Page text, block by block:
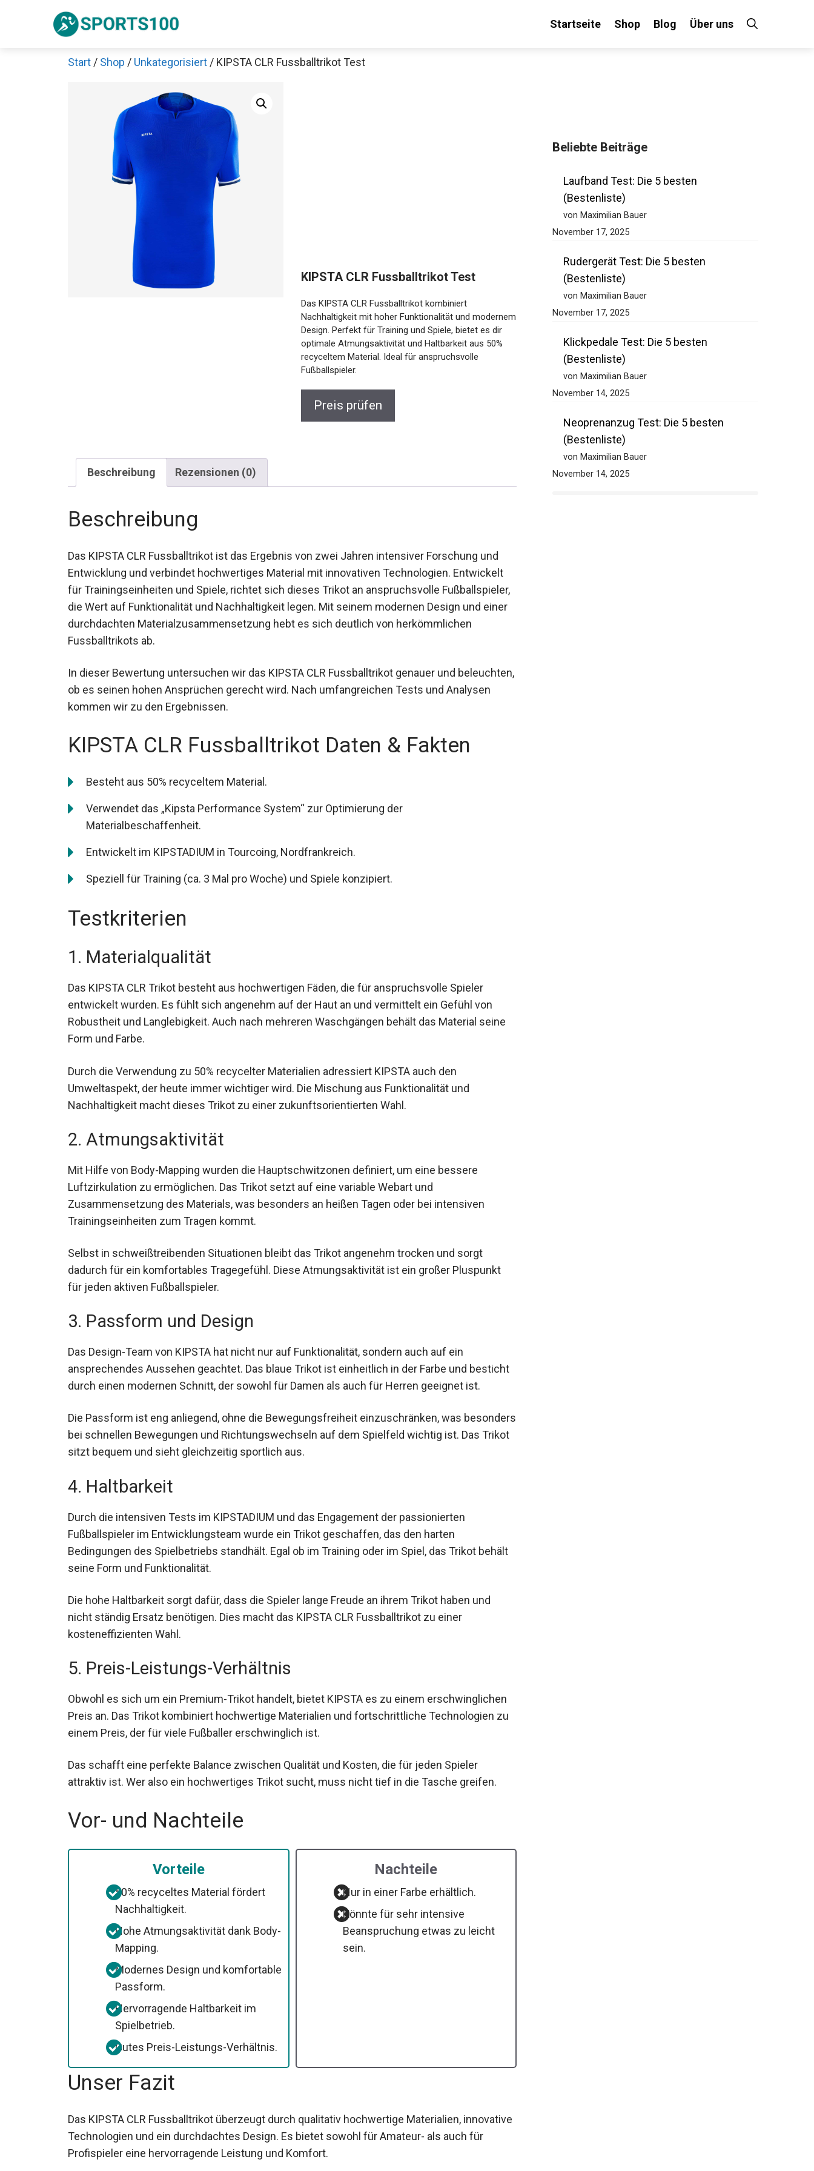
Startseite Shop Blog Über uns
Start / Shop / Unkategorisiert / KIPSTA CLR Fussballtrikot Test
KIPSTA CLR Fussballtrikot Test
Das KIPSTA CLR Fussballtrikot kombiniert
Nachhaltigkeit mit hoher Funktionalität und modernem
Design. Perfekt für Training und Spiele, bietet es dir
optimale Atmungsaktivität und Haltbarkeit aus 50%
recyceltem Material. Ideal für anspruchsvolle
Fußballspieler.
Preis prüfen
Beschreibung Rezensionen (0)
Beschreibung
Das KIPSTA CLR Fussballtrikot ist das Ergebnis von zwei Jahren intensiver Forschung und
Entwicklung und verbindet hochwertiges Material mit innovativen Technologien. Entwickelt
für Trainingseinheiten und Spiele, richtet sich dieses Trikot an anspruchsvolle Fußballspieler,
die Wert auf Funktionalität und Nachhaltigkeit legen. Mit seinem modernen Design und einer
durchdachten Materialzusammensetzung hebt es sich deutlich von herkömmlichen
Fussballtrikots ab.
In dieser Bewertung untersuchen wir das KIPSTA CLR Fussballtrikot genauer und beleuchten,
ob es seinen hohen Ansprüchen gerecht wird. Nach umfangreichen Tests und Analysen
kommen wir zu den Ergebnissen.
KIPSTA CLR Fussballtrikot Daten & Fakten
Besteht aus 50% recyceltem Material.
Verwendet das „Kipsta Performance System“ zur Optimierung der
Materialbeschaffenheit.
Entwickelt im KIPSTADIUM in Tourcoing, Nordfrankreich.
Speziell für Training (ca. 3 Mal pro Woche) und Spiele konzipiert.
Testkriterien
1. Materialqualität
Das KIPSTA CLR Trikot besteht aus hochwertigen Fäden, die für anspruchsvolle Spieler
entwickelt wurden. Es fühlt sich angenehm auf der Haut an und vermittelt ein Gefühl von
Robustheit und Langlebigkeit. Auch nach mehreren Waschgängen behält das Material seine
Form und Farbe.
Durch die Verwendung zu 50% recycelter Materialien adressiert KIPSTA auch den
Umweltaspekt, der heute immer wichtiger wird. Die Mischung aus Funktionalität und
Nachhaltigkeit macht dieses Trikot zu einer zukunftsorientierten Wahl.
2. Atmungsaktivität
Mit Hilfe von Body-Mapping wurden die Hauptschwitzonen definiert, um eine bessere
Luftzirkulation zu ermöglichen. Das Trikot setzt auf eine variable Webart und
Zusammensetzung des Materials, was besonders an heißen Tagen oder bei intensiven
Trainingseinheiten zum Tragen kommt.
Selbst in schweißtreibenden Situationen bleibt das Trikot angenehm trocken und sorgt
dadurch für ein komfortables Tragegefühl. Diese Atmungsaktivität ist ein großer Pluspunkt
für jeden aktiven Fußballspieler.
3. Passform und Design
Das Design-Team von KIPSTA hat nicht nur auf Funktionalität, sondern auch auf ein
ansprechendes Aussehen geachtet. Das blaue Trikot ist einheitlich in der Farbe und besticht
durch einen modernen Schnitt, der sowohl für Damen als auch für Herren geeignet ist.
Die Passform ist eng anliegend, ohne die Bewegungsfreiheit einzuschränken, was besonders
bei schnellen Bewegungen und Richtungswechseln auf dem Spielfeld wichtig ist. Das Trikot
sitzt bequem und sieht gleichzeitig sportlich aus.
4. Haltbarkeit
Durch die intensiven Tests im KIPSTADIUM und das Engagement der passionierten
Fußballspieler im Entwicklungsteam wurde ein Trikot geschaffen, das den harten
Bedingungen des Spielbetriebs standhält. Egal ob im Training oder im Spiel, das Trikot behält
seine Form und Funktionalität.
Die hohe Haltbarkeit sorgt dafür, dass die Spieler lange Freude an ihrem Trikot haben und
nicht ständig Ersatz benötigen. Dies macht das KIPSTA CLR Fussballtrikot zu einer
kosteneffizienten Wahl.
5. Preis-Leistungs-Verhältnis
Obwohl es sich um ein Premium-Trikot handelt, bietet KIPSTA es zu einem erschwinglichen
Preis an. Das Trikot kombiniert hochwertige Materialien und fortschrittliche Technologien zu
einem Preis, der für viele Fußballer erschwinglich ist.
Das schafft eine perfekte Balance zwischen Qualität und Kosten, die für jeden Spieler
attraktiv ist. Wer also ein hochwertiges Trikot sucht, muss nicht tief in die Tasche greifen.
Vor- und Nachteile
Vorteile
50% recyceltes Material fördert
Nachhaltigkeit.
Hohe Atmungsaktivität dank Body-
Mapping.
Modernes Design und komfortable
Passform.
Hervorragende Haltbarkeit im
Spielbetrieb.
Gutes Preis-Leistungs-Verhältnis.
Nachteile
Nur in einer Farbe erhältlich.
Könnte für sehr intensive
Beanspruchung etwas zu leicht
sein.
Unser Fazit
Das KIPSTA CLR Fussballtrikot überzeugt durch qualitativ hochwertige Materialien, innovative
Technologien und ein durchdachtes Design. Es bietet sowohl für Amateur- als auch für
Profispieler eine hervorragende Leistung und Komfort.
Beliebte Beiträge
Laufband Test: Die 5 besten
(Bestenliste)
von Maximilian Bauer
November 17, 2025
Rudergerät Test: Die 5 besten
(Bestenliste)
von Maximilian Bauer
November 17, 2025
Klickpedale Test: Die 5 besten
(Bestenliste)
von Maximilian Bauer
November 14, 2025
Neoprenanzug Test: Die 5 besten
(Bestenliste)
von Maximilian Bauer
November 14, 2025